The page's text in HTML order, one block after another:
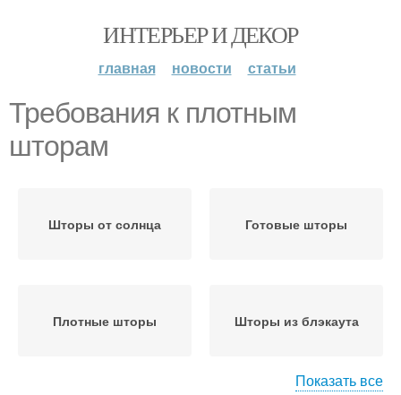
ИНТЕРЬЕР И ДЕКОР
главная новости статьи
Требования к плотным
шторам
Шторы от солнца Готовые шторы
Плотные шторы Шторы из блэкаута
Показать все